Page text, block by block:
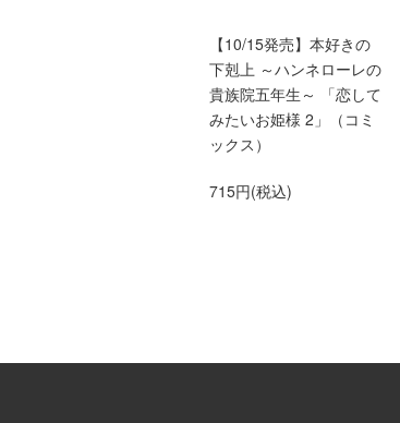
【10/15発売】本好きの
下剋上 ～ハンネローレの
貴族院五年生～ 「恋して
みたいお姫様 2」（コミ
ックス）
715円(税込)